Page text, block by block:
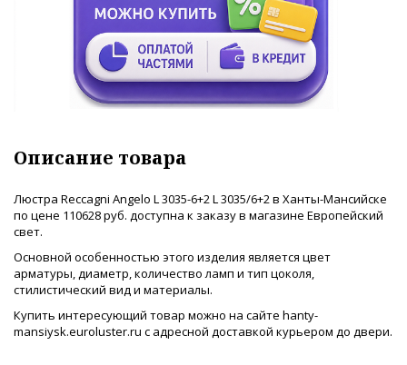
Описание товара
Люстра Reccagni Angelo L 3035-6+2 L 3035/6+2 в Ханты-Мансийске
по цене 110628 руб. доступна к заказу в магазине Европейский
свет.
Основной особенностью этого изделия является цвет
арматуры, диаметр, количество ламп и тип цоколя,
стилистический вид и материалы.
Купить интересующий товар можно на сайте hanty-
mansiysk.euroluster.ru с адресной доставкой курьером до двери.